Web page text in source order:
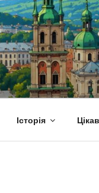
Історія